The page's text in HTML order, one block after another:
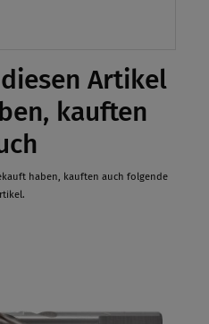
Artikel
kauften
haben, kauften auch folgende